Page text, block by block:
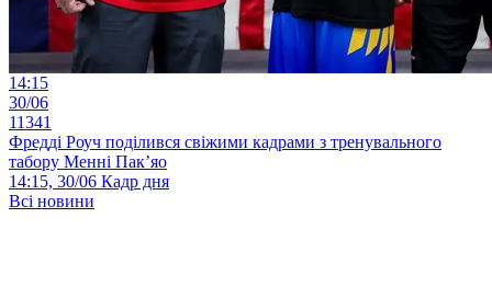
14:15
30/06
11341
Фредді Роуч поділився свіжими кадрами з тренувального
табору Менні Пак’яо
14:15, 30/06 Кадр дня
Всі новини